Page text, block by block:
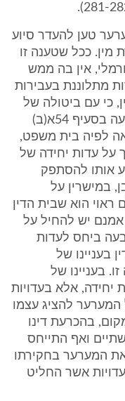
טען להעדר סיוע
מין. ככל שטענה זו
אין בה ממש
מתלוננת בעבירות
כי עם ביטולה של
דרישת הסיוע לעדות מתלוננת נקבעה בסעיף 54א(ב)
לפיה בית משפט,
על עדות יחידה של
אותו להסתפק
במישרין על
הוא שבית הדין
אמנם יש להחיל על
ביחס לעדות
בעניינו של
בעניינו של
יחידה, אלא בעדויות
המערער להציג עצמו
בהכרעת דינו
ואף התייחס
המערער בחקירתו
אשר החליט